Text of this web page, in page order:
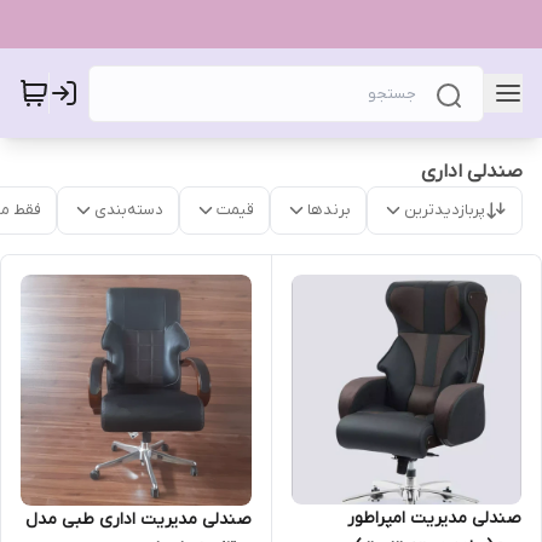
صندلی اداری
پربازدیدترین برندها قیمت دسته‌بندی فقط
صندلی مدیریت امپراطور
صندلی مدیریت اداری طبی مدل